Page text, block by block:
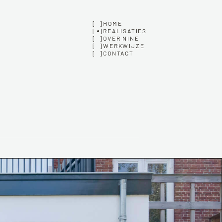
[  ] HOME
[  ] REALISATIES
[  ]OVER NINE
[  ]WERKWIJZE
[  ]CONTACT